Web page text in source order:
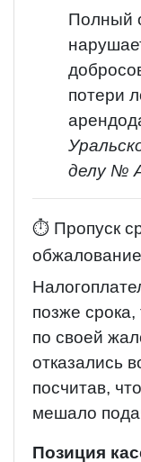
Полный
потери
делу №
⏱ Пропуск
обжалование
позже
по своей
отказались
посчитав,
мешало
Позиция